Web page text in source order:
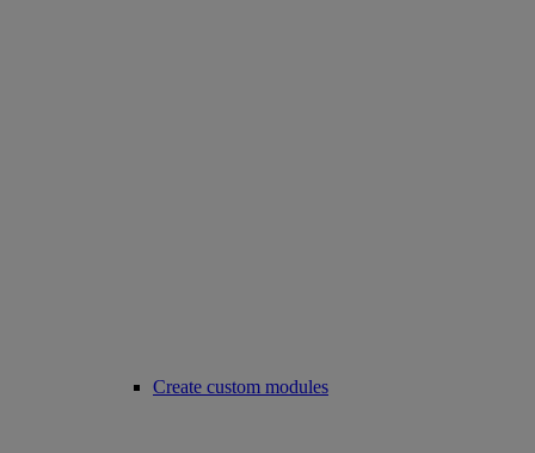
Create custom modules